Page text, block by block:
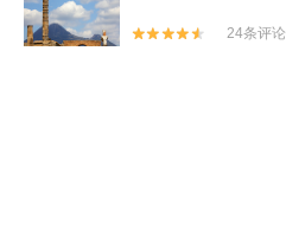


24条评论